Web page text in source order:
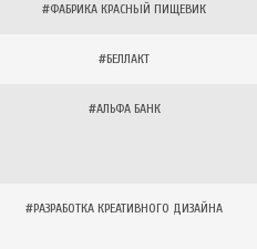
#ФАБРИКА КРАСНЫЙ ПИЩЕВИК
#БЕЛЛАКТ
#АЛЬФА БАНК
#РАЗРАБОТКА КРЕАТИВНОГО ДИЗАЙНА